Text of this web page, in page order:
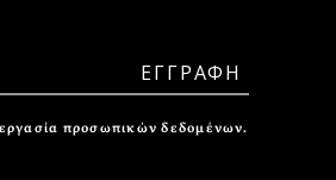
προσωπικών δεδομένων.